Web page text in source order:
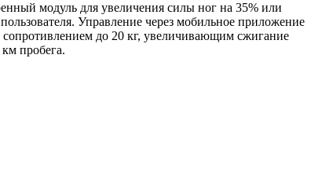
модуль для увеличения силы ног на 35% или
Управление через мобильное приложение
до 20 кг, увеличивающим сжигание
пробега.